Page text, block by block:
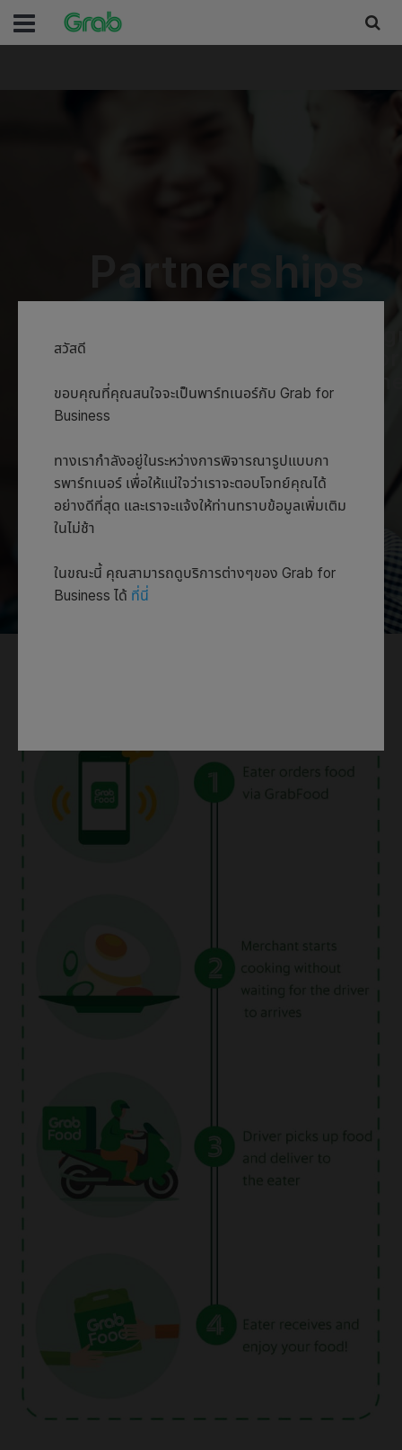
Partnerships
- to better serve your
สวัสดี
ขอบคุณที่คุณสนใจจะเป็นพาร์ทเนอร์กับ Grab for
Business
ทางเรากำลังอยู่ในระหว่างการพิจารณารูปแบบกา
รพาร์ทเนอร์ เพื่อให้แน่ใจว่าเราจะตอบโจทย์คุณได้
อย่างดีที่สุด และเราจะแจ้งให้ท่านทราบข้อมูลเพิ่มเติม
ในไม่ช้า
ในขณะนี้ คุณสามารถดูบริการต่างๆของ Grab for
Business ได้ ที่นี่